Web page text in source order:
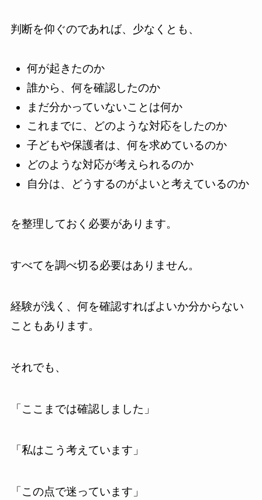
判断を仰ぐのであれば、少なくとも、
何が起きたのか
誰から、何を確認したのか
まだ分かっていないことは何か
これまでに、どのような対応をしたのか
子どもや保護者は、何を求めているのか
どのような対応が考えられるのか
自分は、どうするのがよいと考えているのか
を整理しておく必要があります。
すべてを調べ切る必要はありません。
経験が浅く、何を確認すればよいか分からない
こともあります。
それでも、
「ここまでは確認しました」
「私はこう考えています」
「この点で迷っています」